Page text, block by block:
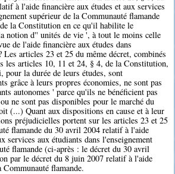
à l'aide financière aux études et aux services
supérieur de la Communauté flamande
la Constitution en ce qu'il habilite le
notion d'' unités de vie ', à tout le moins celle
de l'aide financière aux études dans
Les articles 23 et 25 du même décret, combinés
les articles 10, 11 et 24, § 4, de la Constitution,
pour la durée de leurs études, sont
grâce à leurs propres économies, ne sont pas
autonomes ' parce qu'ils ne bénéficient pas
ne sont pas disponibles pour le marché du
(...) Quant aux dispositions en cause et à leur
préjudicielles portent sur les articles 23 et 25
flamande du 30 avril 2004 relatif à l'aide
services aux étudiants dans l'enseignement
flamande (ci-après : le décret du 30 avril
par le décret du 8 juin 2007 relatif à l'aide
flamande.